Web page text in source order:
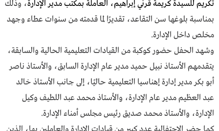
تكريم للسيدة كريمة قرني إبراهيم، العاملة بمكتب مدير الإدارة، وذلك
بمناسبة بلوغها سن التقاعد، تقديرًا لما قدمته من سنوات عطاء وجهد
مخلص داخل الإدارة.
وشهد الحفل حضور كوكبة من القيادات التعليمية الحالية والسابقة،
يتقدمهم الأستاذ نبيل حميد مدير عام الإدارة السابق، والأستاذ ناصر
أبو بكر مدير إدارة إهناسيا التعليمية حاليًا، إلى جانب الأستاذ خالد
عبد العظيم مدير عام الإدارة، والأستاذ محمد عبد اللطيف وكيل
الإدارة، والأستاذ محمد صديق رئيس مجلس أمناء الإدارة.